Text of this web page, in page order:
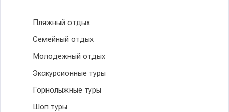
Пляжный отдых
Семейный отдых
Молодежный отдых
Экскурсионные туры
Горнолыжные туры
Шоп туры